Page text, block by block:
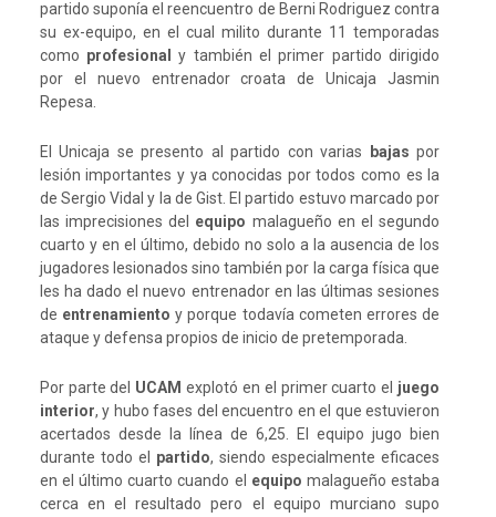
partido suponía el reencuentro de Berni Rodriguez contra
su ex-equipo, en el cual milito durante 11 temporadas
como profesional
y también el primer partido dirigido
por el nuevo entrenador croata de Unicaja Jasmin
Repesa.
El Unicaja se presento al partido con varias bajas por
lesión importantes y ya conocidas por todos como es la
de Sergio Vidal y la de Gist. El partido estuvo marcado por
las imprecisiones del equipo malagueño en el segundo
cuarto y en el último, debido no solo a la ausencia de los
jugadores lesionados sino también por la carga física que
les ha dado el nuevo entrenador en las últimas sesiones
de entrenamiento y porque todavía cometen errores de
ataque y defensa propios de inicio de pretemporada.
Por parte del UCAM explotó en el primer cuarto el juego
interior, y hubo fases del encuentro en el que estuvieron
acertados desde la línea de 6,25. El equipo jugo bien
durante todo el partido, siendo especialmente eficaces
en el último cuarto cuando el equipo malagueño estaba
cerca en el resultado pero el equipo murciano supo